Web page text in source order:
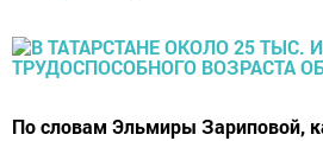
По словам Эльмиры Зариповой,